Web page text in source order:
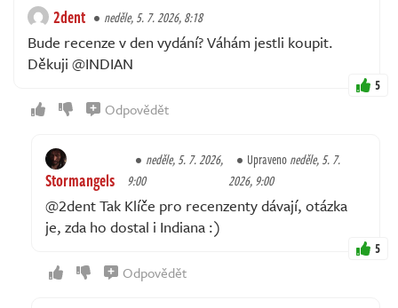
2dent neděle, 5. 7. 2026, 8:18
Bude recenze v den vydání? Váhám jestli koupit.
Děkuji @INDIAN
5
Odpovědět
Stormangels
neděle, 5. 7. 2026,
9:00
Upravenoneděle, 5. 7.
2026, 9:00
@2dent Tak Klíče pro recenzenty dávají, otázka
je, zda ho dostal i Indiana :)
5
Odpovědět